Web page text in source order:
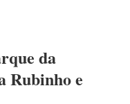
da
Rubinho e